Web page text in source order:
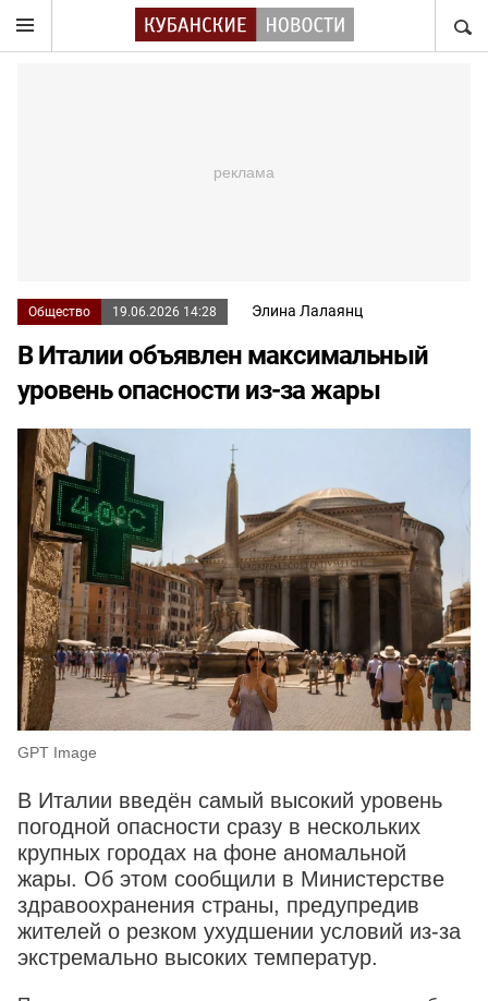
Общество 19.06.2026 14:28 Элина Лалаянц
В Италии объявлен максимальный
уровень опасности из-за жары
GPT Image
В Италии введён самый высокий уровень
погодной опасности сразу в нескольких
крупных городах на фоне аномальной
жары. Об этом сообщили в Министерстве
здравоохранения страны, предупредив
жителей о резком ухудшении условий из-за
экстремально высоких температур.